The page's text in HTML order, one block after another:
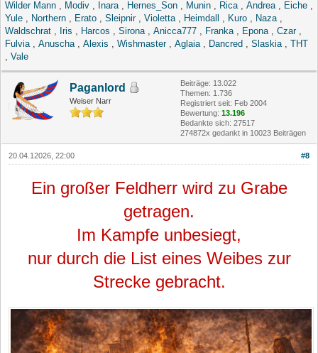
Wilder Mann
Modiv Inara Hernes_Son Munin Rica Andrea Eiche
Yule
Northern Erato Sleipnir, Violetta Heimdall Kuro Naza
Waldschrat
Iris Harcos Sirona Anicca777 Franka Epona Czar,
Fulvia
Anuscha Alexis Wishmaster, Aglaia Dancred Slaskia
THT
Vale
Paganlord
Weiser Narr
Beiträge: 13.022
Themen: 1.736
Registriert seit: Feb 2004
Bewertung: 13.196
Bedankte sich: 27517
274872x gedankt in 10023 Beiträgen
#8
20.04.12026, 22:00
Ein großer Feldherr wird zu Grabe
getragen.
Im Kampfe unbesiegt,
nur durch die List eines Weibes zur
Strecke gebracht.